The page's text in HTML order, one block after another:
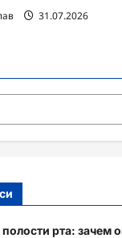
31.07.2026
рта: зачем